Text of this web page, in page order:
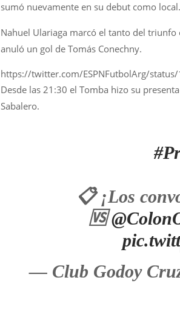
sumó nuevamente en su debut como local.
Nahuel Ulariaga marcó el tanto del
anuló un gol de Tomás Conechny.
https://twitter.com/ESPNFutbolArg/
Desde las 21:30 el Tomba hizo su
Sabalero.
📋 ¡Los
🆚
— Club Godoy